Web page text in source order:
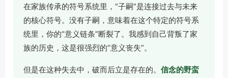
在家族传承的符号系统里，“子嗣”是连接过去与未来
的核心符号。没有子嗣，意味着在这个特定的符号系
统里，你的“意义链条”断裂了。我感到自己背叛了家
族的历史，这是很强烈的“意义丧失”。
但是在这种失去中，破而后立是存在的。 信念的野蛮